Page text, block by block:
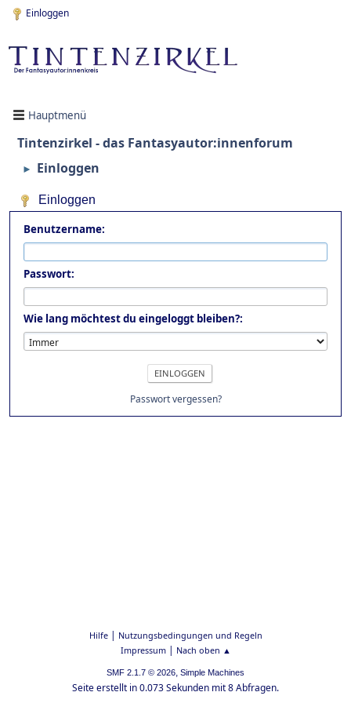
Einloggen
Hauptmenü
Tintenzirkel - das Fantasyautor:innenforum
► Einloggen
Einloggen
Benutzername:
Passwort:
Wie lang möchtest du eingeloggt bleiben?:
Passwort vergessen?
Hilfe| Nutzungsbedingungen und Regeln
Impressum| Nach oben ▲
SMF 2.1.7 © 2026, Simple Machines
Seite erstellt in 0.073 Sekunden mit 8 Abfragen.